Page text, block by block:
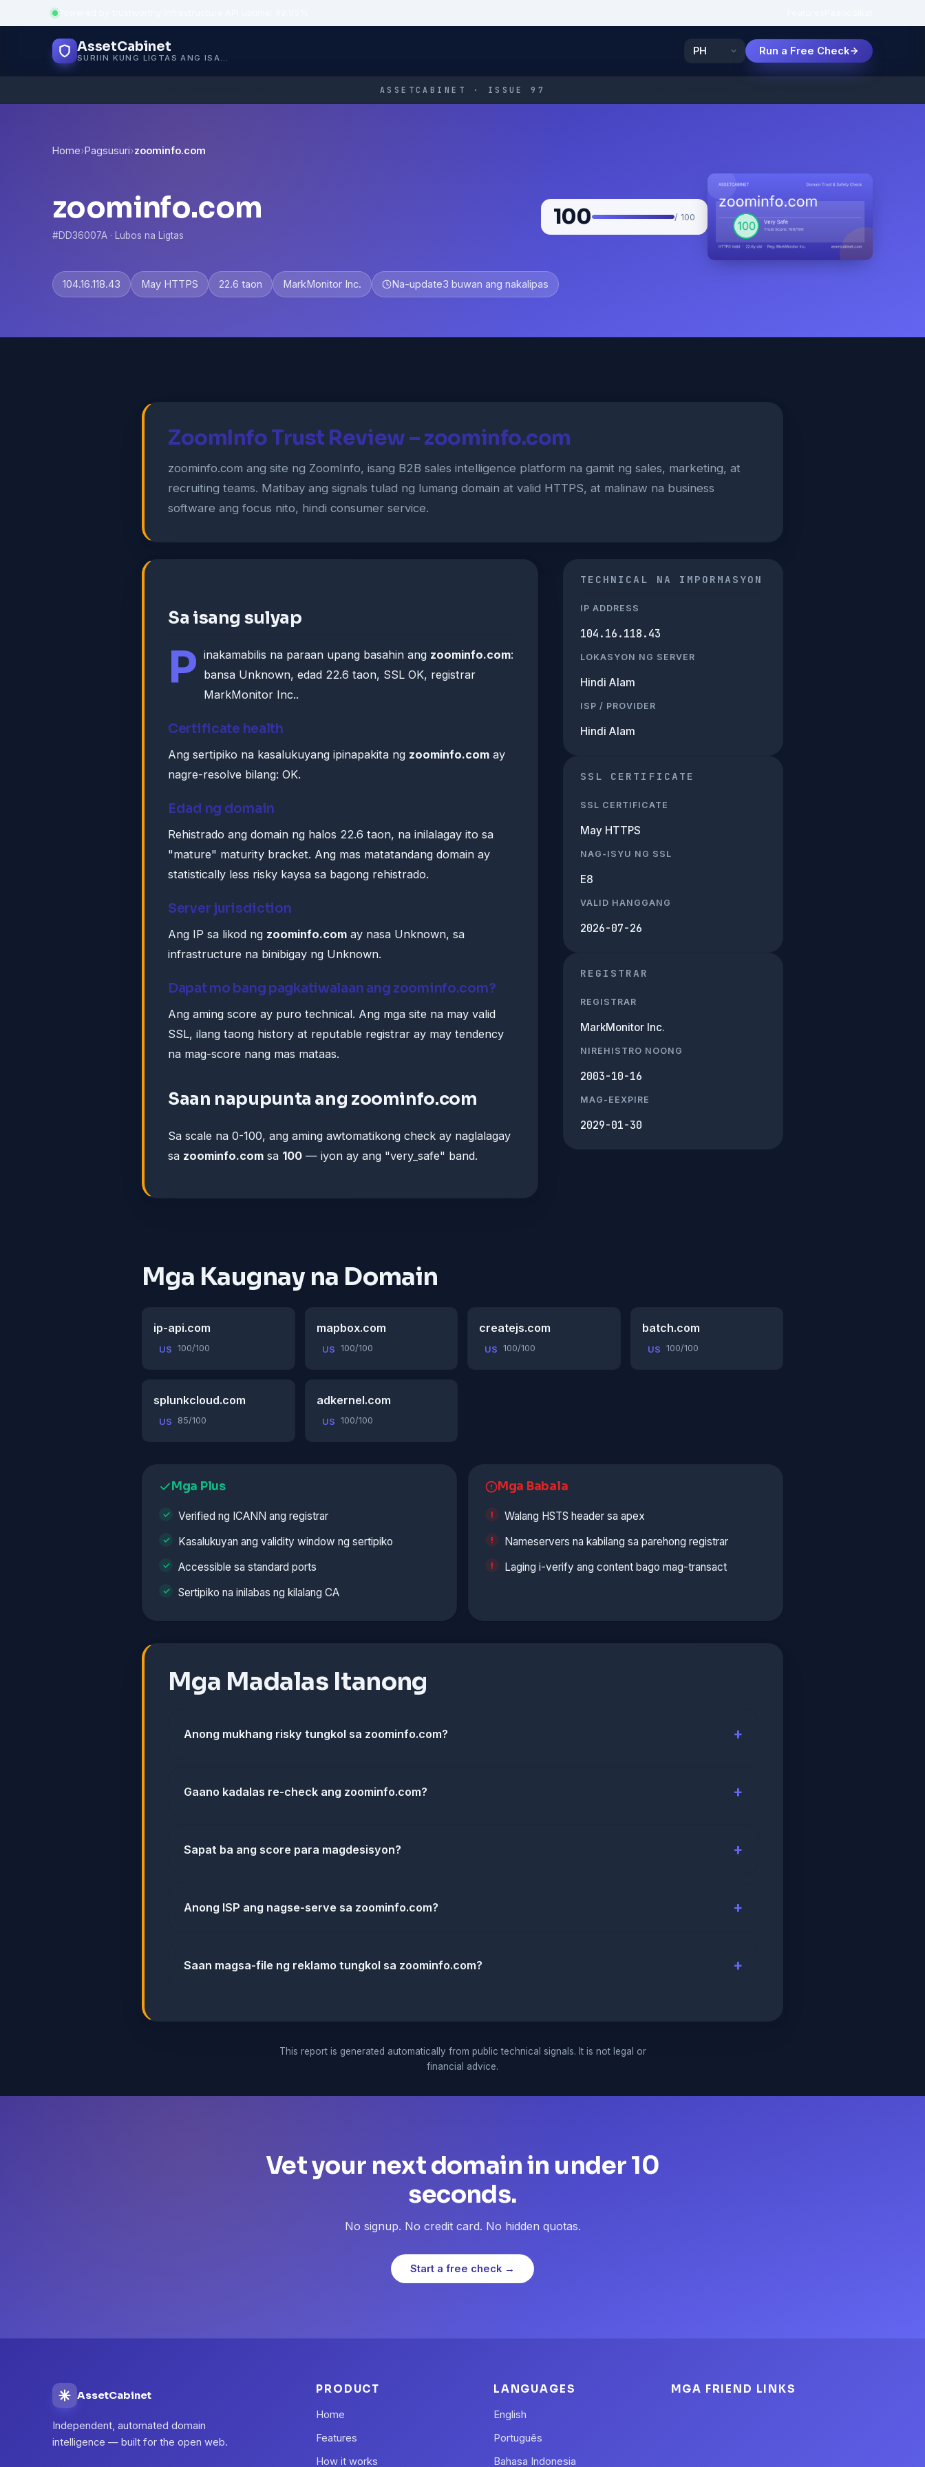
Powered by trustworthy infrastructure
AssetCabinet
SURIIN KUNG LIGTAS ANG ISANG WEBSITE
Run a Free Check
ASSETCABINET · ISSUE 97
Home›Pagsusuri›zoominfo.com
zoominfo.com
#DD36007A · Lubos na Ligtas
100 / 100
104.16.118.43 May HTTPS 22.6 taon MarkMonitor Inc. Na-update3 buwan ang nakalipas
ZoomInfo Trust Review – zoominfo.com
zoominfo.com ang site ng ZoomInfo, isang B2B sales intelligence platform na gamit ng sales, marketing, at
recruiting teams. Matibay ang signals tulad ng lumang domain at valid HTTPS, at malinaw na business
software ang focus nito, hindi consumer service.
Sa isang sulyap
P inakamabilis na paraan upang basahin ang zoominfo.com:
bansa Unknown, edad 22.6 taon, SSL OK, registrar
MarkMonitor Inc..
Certificate health
Ang sertipiko na kasalukuyang ipinapakita ng zoominfo.com ay
nagre-resolve bilang: OK.
Edad ng domain
Rehistrado ang domain ng halos 22.6 taon, na inilalagay ito sa
"mature" maturity bracket. Ang mas matatandang domain ay
statistically less risky kaysa sa bagong rehistrado.
Server jurisdiction
Ang IP sa likod ng zoominfo.com ay nasa Unknown, sa
infrastructure na binibigay ng Unknown.
Dapat mo bang pagkatiwalaan ang zoominfo.com?
Ang aming score ay puro technical. Ang mga site na may valid
SSL, ilang taong history at reputable registrar ay may tendency
na mag-score nang mas mataas.
Saan napupunta ang zoominfo.com
Sa scale na 0-100, ang aming awtomatikong check ay naglalagay
sa zoominfo.com sa 100 — iyon ay ang "very_safe" band.
TECHNICAL NA IMPORMASYON
IP ADDRESS
104.16.118.43
LOKASYON NG SERVER
Hindi Alam
ISP / PROVIDER
Hindi Alam
SSL CERTIFICATE
SSL CERTIFICATE
May HTTPS
NAG-ISYU NG SSL
E8
VALID HANGGANG
2026-07-26
REGISTRAR
REGISTRAR
MarkMonitor Inc.
NIREHISTRO NOONG
2003-10-16
MAG-EEXPIRE
2029-01-30
Mga Kaugnay na Domain
ip-api.com
US 100/100
mapbox.com
US 100/100
createjs.com
US 100/100
batch.com
US 100/100
splunkcloud.com
US 85/100
adkernel.com
US 100/100
Mga Plus
Verified ng ICANN ang registrar
Kasalukuyan ang validity window ng sertipiko
Accessible sa standard ports
Sertipiko na inilabas ng kilalang CA
Mga Babala
Walang HSTS header sa apex
Nameservers na kabilang sa parehong registrar
Laging i-verify ang content bago mag-transact
Mga Madalas Itanong
Anong mukhang risky tungkol sa zoominfo.com?
Gaano kadalas re-check ang zoominfo.com?
Sapat ba ang score para magdesisyon?
Anong ISP ang nagse-serve sa zoominfo.com?
Saan magsa-file ng reklamo tungkol sa zoominfo.com?
This report is generated automatically from public technical signals. It is not legal or
financial advice.
Vet your next domain in under 10
seconds.
No signup. No credit card. No hidden quotas.
Start a free check →
AssetCabinet
Independent, automated domain
intelligence — built for the open web.
PRODUCT
Home
Features
How it works
LANGUAGES
English
Português
Bahasa Indonesia
MGA FRIEND LINKS